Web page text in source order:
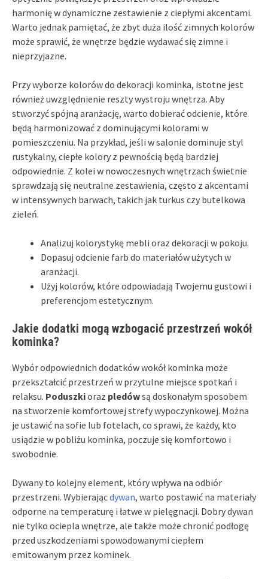
harmonię w dynamiczne zestawienie z ciepłymi akcentami.
Warto jednak pamiętać, że zbyt duża ilość zimnych kolorów
może sprawić, że wnętrze będzie wydawać się zimne i
nieprzyjazne.
Przy wyborze kolorów do dekoracji kominka, istotne jest
również uwzględnienie reszty wystroju wnętrza. Aby
stworzyć spójną aranżację, warto dobierać odcienie, które
będą harmonizować z dominującymi kolorami w
pomieszczeniu. Na przykład, jeśli w salonie dominuje styl
rustykalny, ciepłe kolory z pewnością będą bardziej
odpowiednie. Z kolei w nowoczesnych wnętrzach świetnie
sprawdzają się neutralne zestawienia, często z akcentami
w intensywnych barwach, takich jak turkus czy butelkowa
zieleń.
Analizuj kolorystykę mebli oraz dekoracji w pokoju.
Dopasuj odcienie farb do materiałów użytych w
aranżacji.
Użyj kolorów, które odpowiadają Twojemu gustowi i
preferencjom estetycznym.
Jakie dodatki mogą wzbogacić przestrzeń wokół
kominka?
Wybór odpowiednich dodatków wokół kominka może
przekształcić przestrzeń w przytulne miejsce spotkań i
relaksu. Poduszkioraz pledówsą doskonałym sposobem
na stworzenie komfortowej strefy wypoczynkowej. Można
je ustawić na sofie lub fotelach, co sprawi, że każdy, kto
usiądzie w pobliżu kominka, poczuje się komfortowo i
swobodnie.
Dywany to kolejny element, który wpływa na odbiór
przestrzeni. Wybierającdywan, warto postawić na materiały
odporne na temperaturę i łatwe w pielęgnacji. Dobry dywan
nie tylko ociepla wnętrze, ale także może chronić podłogę
przed uszkodzeniami spowodowanymi ciepłem
emitowanym przez kominek.